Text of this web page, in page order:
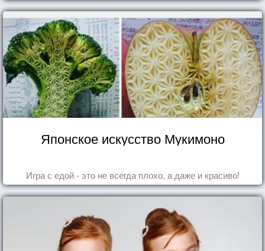
Японское искусство Мукимоно
Игра с едой - это не всегда плохо, а даже и красиво!